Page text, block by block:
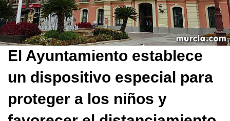
El Ayuntamiento establece
un dispositivo especial para
proteger a los niños y